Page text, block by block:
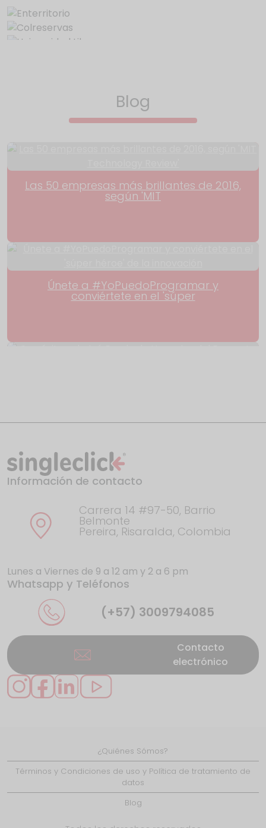
Blog
Las 50 empresas más brillantes de 2016,
según 'MIT
Únete a #YoPuedoProgramar y
conviértete en el 'súper
El año en Google: esto fue lo que
La UE da donde más duele a los gigantes
Se presentan nuevos casos de éxito en
Caquetá gracias
LiFi: ¿el reemplazo del WiFi?
Información de contacto
Carrera 14 #97-50, Barrio
Belmonte
Pereira, Risaralda, Colombia
Lunes a Viernes de 9 a 12 am y 2 a 6 pm
Whatsapp y Teléfonos
(+57) 3009794085
Contacto
electrónico
¿Quiénes Sómos?
Términos y Condiciones de uso y Política de tratamiento de
datos
Blog